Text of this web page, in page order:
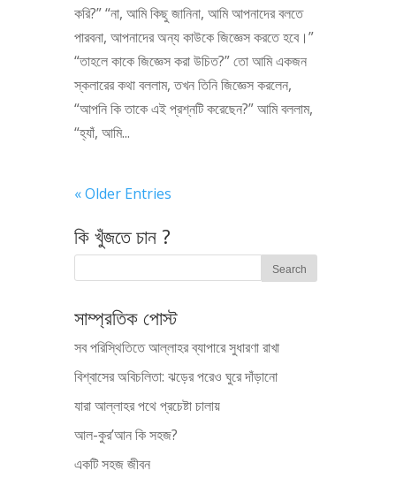
করি?” “না, আমি কিছু জানিনা, আমি আপনাদের বলতে
পারবনা, আপনাদের অন্য কাউকে জিজ্ঞেস করতে হবে।”
“তাহলে কাকে জিজ্ঞেস করা উচিত?” তো আমি একজন
স্কলারের কথা বললাম, তখন তিনি জিজ্ঞেস করলেন,
“আপনি কি তাকে এই প্রশ্নটি করেছেন?” আমি বললাম,
“হ্যাঁ, আমি...
« Older Entries
কি খুঁজতে চান ?
সাম্প্রতিক পোস্ট
সব পরিস্থিতিতে আল্লাহর ব্যাপারে সুধারণা রাখা
বিশ্বাসের অবিচলিতা: ঝড়ের পরেও ঘুরে দাঁড়ানো
যারা আল্লাহর পথে প্রচেষ্টা চালায়
আল-কুর’আন কি সহজ?
একটি সহজ জীবন